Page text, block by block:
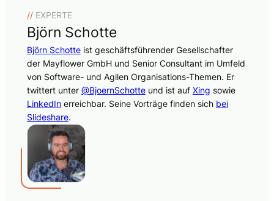
//EXPERTE
Björn Schotte
Björn Schotteist geschäftsführender Gesellschafter
der Mayflower GmbH und Senior Consultant im Umfeld
von Software- und Agilen Organisations-Themen. Er
twittert unter @BjoernSchotteund ist auf Xing sowie
LinkedInerreichbar. Seine Vorträge finden sich bei
Slideshare.